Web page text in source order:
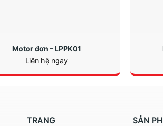
Motor đơn – LPPK01
Liên hệ ngay
TRANG SẢN